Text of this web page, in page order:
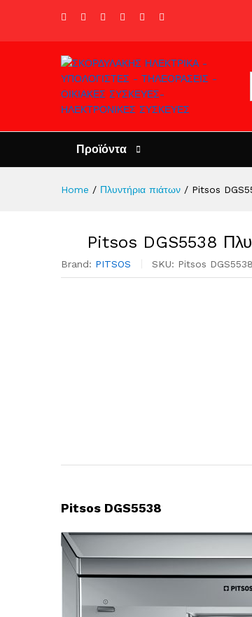
Προϊόντα
Home / Πλυντήρια πιάτων / Pitsos
Pitsos DGS5538
Brand: PITSOS SKU: Pitsos
Pitsos DGS5538